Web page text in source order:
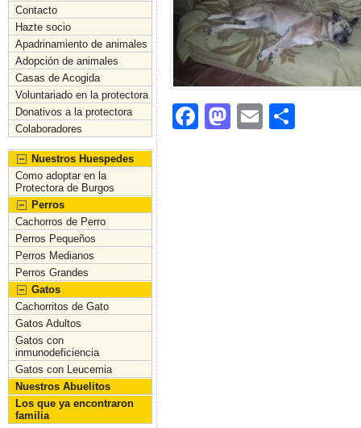
Contacto
Hazte socio
Apadrinamiento de animales
Adopción de animales
Casas de Acogida
Voluntariado en la protectora
Donativos a la protectora
Colaboradores
Nuestros Huespedes
Como adoptar en la
Protectora de Burgos
Perros
Cachorros de Perro
Perros Pequeños
Perros Medianos
Perros Grandes
Gatos
Cachorritos de Gato
Gatos Adultos
Gatos con
inmunodeficiencia
Gatos con Leucemia
Nuestros Abuelitos
Los que ya encontraron
familia
F
M
E